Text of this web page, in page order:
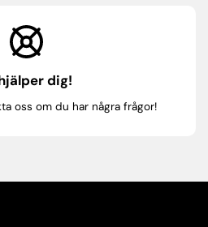
dig!
oss om du har några frågor!